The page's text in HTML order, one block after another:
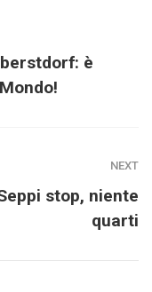
è
NEXT
stop, niente
quarti